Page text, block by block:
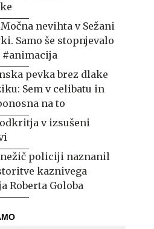
nevihta v Sežani
Samo še stopnjevalo
#animacija
pevka brez dlake
Sem v celibatu in
na to
v izsušeni
policiji naznanil
kaznivega
Roberta Goloba